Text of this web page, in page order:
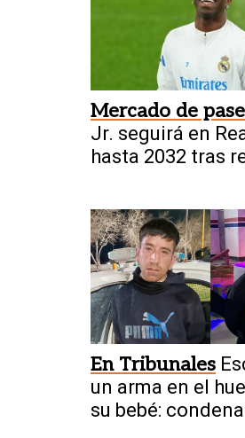
Mercado de
Jr. seguirá en
hasta 2032 tras
En Tribunales
un arma en el
su bebé: